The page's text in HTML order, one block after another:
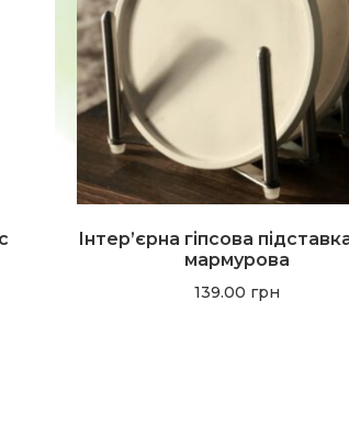
Інтер’єрна гіпсова
мармурова
139.00 грн